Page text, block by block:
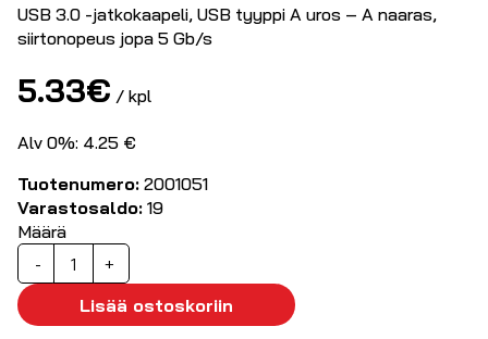
USB 3.0 -jatkokaapeli, USB tyyppi A uros – A naaras,
siirtonopeus jopa 5 Gb/s
5.33€ / kpl
Alv 0%: 4.25 €
Tuotenumero: 2001051
Varastosaldo: 19
Määrä
-
USB3.0
Jatkokaapeli
2,0m
määrä
+
Lisää ostoskoriin